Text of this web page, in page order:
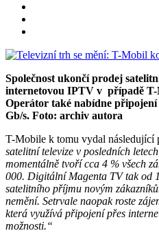
Společnost ukončí prodej
internetovou IPTV v případě
Operátor také nabídne
Gb/s. Foto: archiv autora
T-Mobile k tomu vydal následující
satelitní televize v posledních
momentálně tvoří cca 4 % všech
000. Digitální Magenta TV tak od
satelitního příjmu novým
nemění. Setrvale naopak roste
která využívá připojení přes
možnosti.“